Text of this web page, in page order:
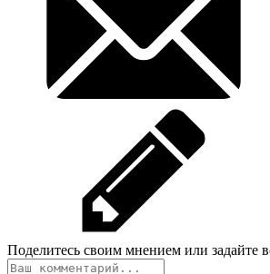
Поделитесь своим мнением или задайте